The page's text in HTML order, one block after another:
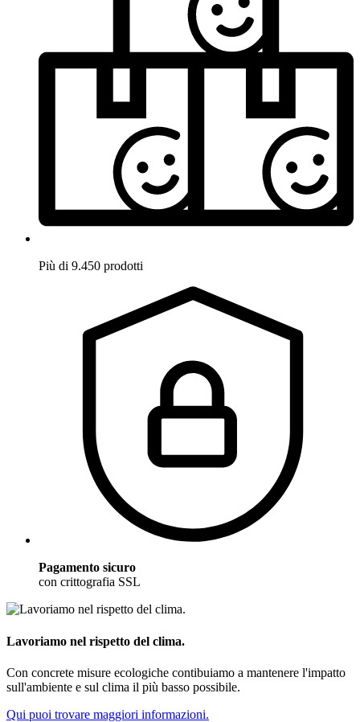
Più di 9.450 prodotti
Pagamento sicuro
con crittografia SSL
Lavoriamo nel rispetto del clima.
Con concrete misure ecologiche contibuiamo a mantenere l'impatto
sull'ambiente e sul clima il più basso possibile.
Qui puoi trovare maggiori informazioni.